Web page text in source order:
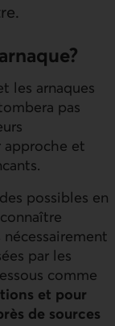
les arnaques
pas
et
possibles en
par les
comme
et pour
de sources